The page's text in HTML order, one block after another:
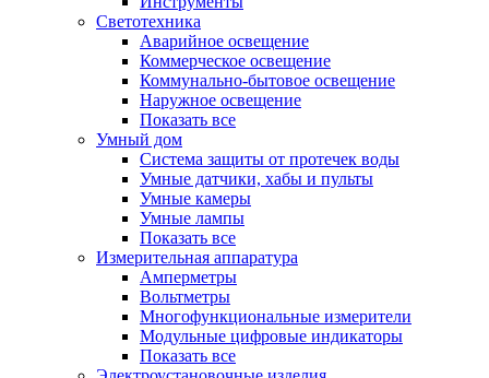
Светотехника
Аварийное освещение
Коммерческое освещение
Коммунально-бытовое освещение
Наружное освещение
Показать все
Умный дом
Система защиты от протечек воды
Умные датчики, хабы и пульты
Умные камеры
Умные лампы
Показать все
Измерительная аппаратура
Амперметры
Вольтметры
Многофункциональные измерители
Модульные цифровые индикаторы
Показать все